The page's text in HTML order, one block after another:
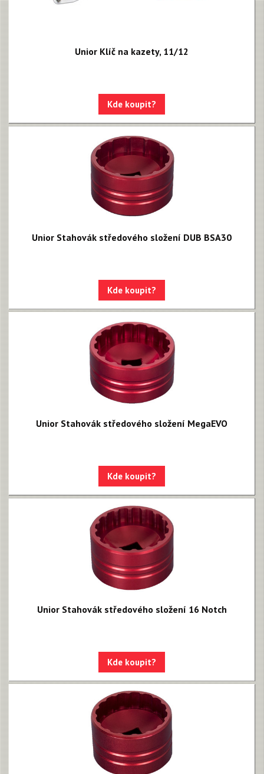
Unior Klíč na kazety, 11/12
Kde koupit?
Unior Stahovák středového složení DUB BSA30
Kde koupit?
Unior Stahovák středového složení MegaEVO
Kde koupit?
Unior Stahovák středového složení 16 Notch
Kde koupit?